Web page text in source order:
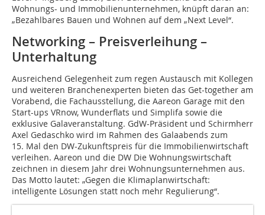
Wohnungs- und Immobilienunternehmen, knüpft daran an:
„Bezahlbares Bauen und Wohnen auf dem „Next Level“.
Networking – Preisverleihung –
Unterhaltung
Ausreichend Gelegenheit zum regen Austausch mit Kollegen
und weiteren Branchenexperten bieten das Get-together am
Vorabend, die Fachausstellung, die Aareon Garage mit den
Start-ups VRnow, Wunderflats und Simplifa sowie die
exklusive Galaveranstaltung. GdW-Präsident und Schirmherr
Axel Gedaschko wird im Rahmen des Galaabends zum
15. Mal den DW-Zukunftspreis für die Immobilienwirtschaft
verleihen. Aareon und die DW Die Wohnungswirtschaft
zeichnen in diesem Jahr drei Wohnungsunternehmen aus.
Das Motto lautet: „Gegen die Klimaplanwirtschaft:
intelligente Lösungen statt noch mehr Regulierung“.